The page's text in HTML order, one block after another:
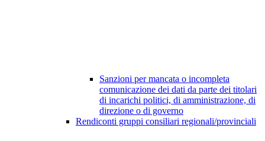
Sanzioni per mancata o incompleta
comunicazione dei dati da parte dei titolari
di incarichi politici, di amministrazione, di
direzione o di governo
Rendiconti gruppi consiliari regionali/provinciali